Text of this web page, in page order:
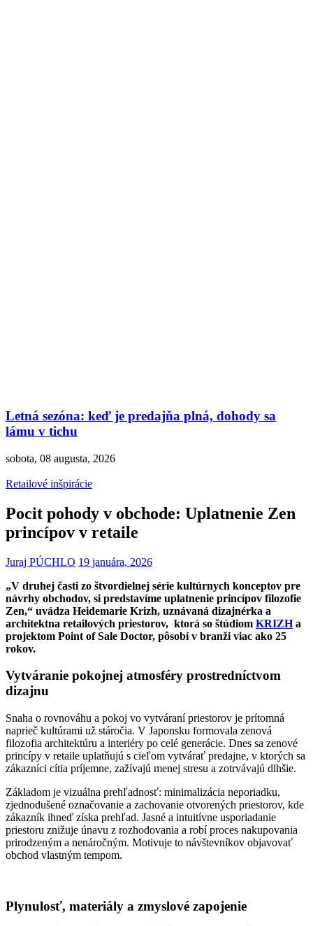
Letná sezóna: keď je predajňa plná, dohody sa
lámu v tichu
sobota, 08 augusta, 2026
Retailové inšpirácie
Pocit pohody v obchode: Uplatnenie Zen
princípov v retaile
Juraj PÚCHLO 19 januára, 2026
„V druhej časti zo štvordielnej série kultúrnych konceptov pre
návrhy obchodov, si predstavíme uplatnenie princípov filozofie
Zen,“ uvádza Heidemarie Krizh, uznávaná dizajnérka a
architektna retailových priestorov, ktorá so štúdiom KRIZHa
projektom Point of Sale Doctor, pôsobí v branži viac ako 25
rokov.
Vytváranie pokojnej atmosféry prostredníctvom
dizajnu
Snaha o rovnováhu a pokoj vo vytváraní priestorov je prítomná
naprieč kultúrami už stáročia. V Japonsku formovala zenová
filozofia architektúru a interiéry po celé generácie. Dnes sa zenové
princípy v retaile uplatňujú s cieľom vytvárať predajne, v ktorých sa
zákazníci cítia príjemne, zažívajú menej stresu a zotrvávajú dlhšie.
Základom je vizuálna prehľadnosť: minimalizácia neporiadku,
zjednodušené označovanie a zachovanie otvorených priestorov, kde
zákazník ihneď získa prehľad. Jasné a intuitívne usporiadanie
priestoru znižuje únavu z rozhodovania a robí proces nakupovania
prirodzeným a nenáročným. Motivuje to návštevníkov objavovať
obchod vlastným tempom.
Plynulosť, materiály a zmyslové zapojenie